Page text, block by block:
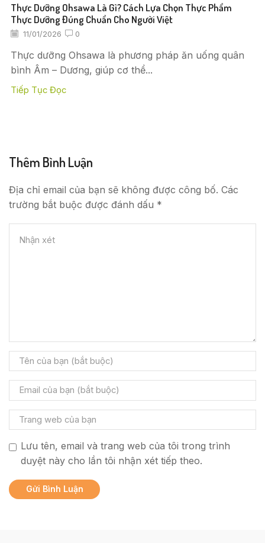
Thực Dưỡng Ohsawa Là Gì? Cách Lựa Chọn Thực Phẩm
Thực Dưỡng Đúng Chuẩn Cho Người Việt
11/01/2026 0
Thực dưỡng Ohsawa là phương pháp ăn uống quân
bình Âm – Dương, giúp cơ thể...
Tiếp Tục Đọc
Thêm Bình Luận
Địa chỉ email của bạn sẽ không được công bố. Các
trường bắt buộc được đánh dấu *
Lưu tên, email và trang web của tôi trong trình
duyệt này cho lần tôi nhận xét tiếp theo.